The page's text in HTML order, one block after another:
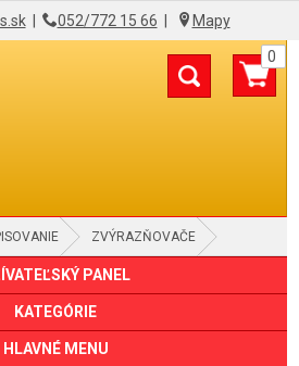
| 052/772 15 66 Mapy
0
ZVÝRAZŇOVAČE
PANEL
KATEGÓRIE
HLAVNÉ MENU